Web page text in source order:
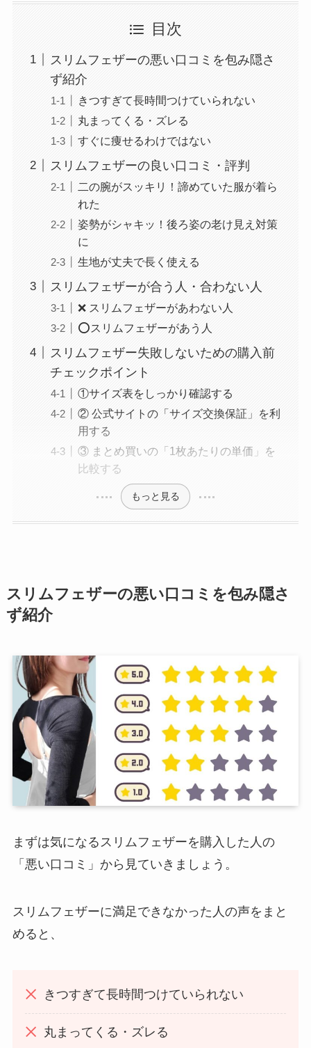
目次
スリムフェザーの悪い口コミを包み隠さ
ず紹介
きつすぎて長時間つけていられない
丸まってくる・ズレる
すぐに痩せるわけではない
スリムフェザーの良い口コミ・評判
二の腕がスッキリ！諦めていた服が着ら
れた
姿勢がシャキッ！後ろ姿の老け見え対策
に
生地が丈夫で長く使える
スリムフェザーが合う人・合わない人
❌ スリムフェザーがあわない人
⭕スリムフェザーがあう人
スリムフェザー失敗しないための購入前
チェックポイント
①サイズ表をしっかり確認する
② 公式サイトの「サイズ交換保証」を利
用する
③ まとめ買いの「1枚あたりの単価」を
比較する
もっと見る
スリムフェザーの悪い口コミを包み隠さ
ず紹介
まずは気になるスリムフェザーを購入した人の
「悪い口コミ」から見ていきましょう。
スリムフェザーに満足できなかった人の声をまと
めると、
きつすぎて長時間つけていられない
丸まってくる・ズレる